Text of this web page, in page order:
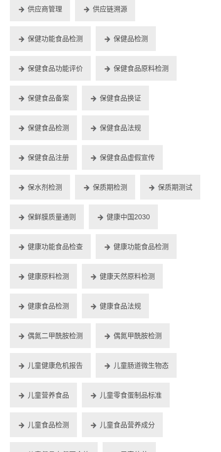
供应商管理 供应链溯源
保健功能食品检测 保健品检测
保健食品功能评价 保健食品原料检测
保健食品备案 保健食品换证
保健食品检测 保健食品法规
保健食品注册 保健食品虚假宣传
保水剂检测 保质期检测 保质期测试
保鲜膜质量通则 健康中国2030
健康功能食品检查 健康功能食品检测
健康原料检测 健康天然原料检测
健康食品检测 健康食品法规
偶氮二甲酰胺检测 偶氮甲酰胺检测
儿童健康危机报告 儿童肠道微生物态
儿童营养食品 儿童零食蛋制品标准
儿童食品检测 儿童食品营养成分